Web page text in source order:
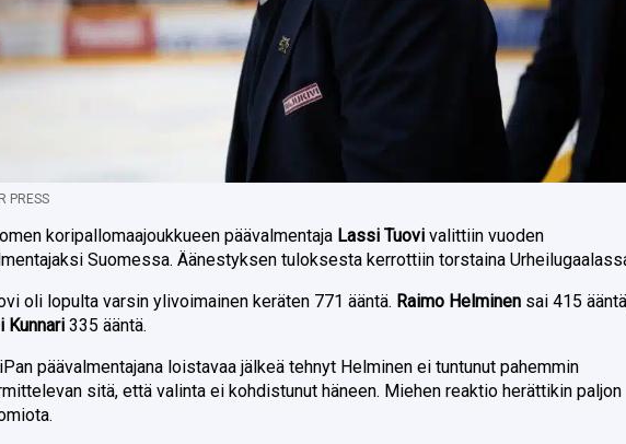
PRESS
koripallomaajoukkueen päävalmentaja Lassi Tuovivalittiin vuoden
Suomessa. Äänestyksen tuloksesta kerrottiin torstaina
oli lopulta varsin ylivoimainen keräten 771 ääntä. Raimo Helminen sai 415
Kunnari335 ääntä.
päävalmentajana loistavaa jälkeä tehnyt Helminen ei tuntunut pahemmin
sitä, että valinta ei kohdistunut häneen. Miehen reaktio herättikin paljon